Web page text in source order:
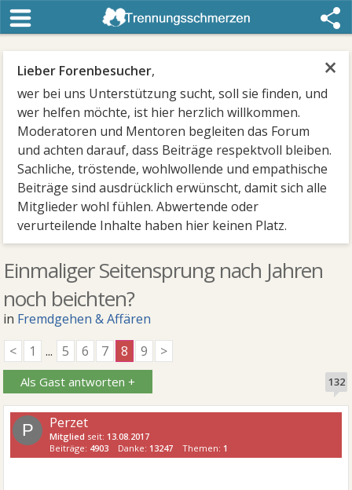
×
Lieber Forenbesucher,
wer bei uns Unterstützung sucht, soll sie finden, und
wer helfen möchte, ist hier herzlich willkommen.
Moderatoren und Mentoren begleiten das Forum
und achten darauf, dass Beiträge respektvoll bleiben.
Sachliche, tröstende, wohlwollende und empathische
Beiträge sind ausdrücklich erwünscht, damit sich alle
Mitglieder wohl fühlen. Abwertende oder
verurteilende Inhalte haben hier keinen Platz.
Einmaliger Seitensprung nach Jahren
noch beichten?
in Fremdgehen & Affären
<
1 ... 5 6 7 8 9 >
Als Gast antworten + 132
P Perzet
Mitglied seit: 13.08.2017
Beiträge: 4903 Danke: 13247 Themen: 1